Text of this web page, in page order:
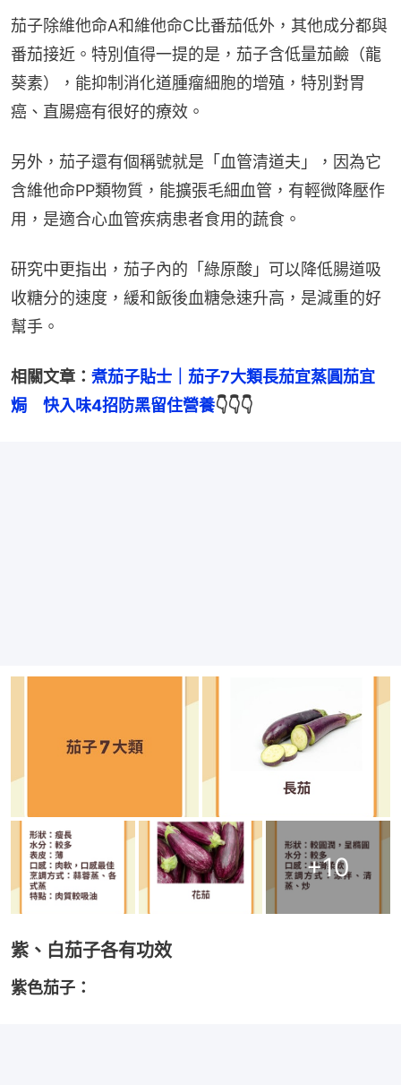
茄子除維他命A和維他命C比番茄低外，其他成分都與
番茄接近。特別值得一提的是，茄子含低量茄鹼（龍
葵素），能抑制消化道腫瘤細胞的增殖，特別對胃
癌、直腸癌有很好的療效。
另外，茄子還有個稱號就是「血管清道夫」，因為它
含維他命PP類物質，能擴張毛細血管，有輕微降壓作
用，是適合心血管疾病患者食用的蔬食。
研究中更指出，茄子內的「綠原酸」可以降低腸道吸
收糖分的速度，緩和飯後血糖急速升高，是減重的好
幫手。
相關文章： 煮茄子貼士｜茄子7大類長茄宜蒸圓茄宜
焗　快入味4招防黑留住營養👇👇👇
+10
紫、白茄子各有功效
紫色茄子：